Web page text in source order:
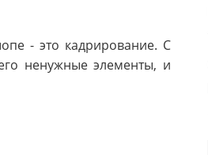
- это кадрирование. С
ненужные элементы, и